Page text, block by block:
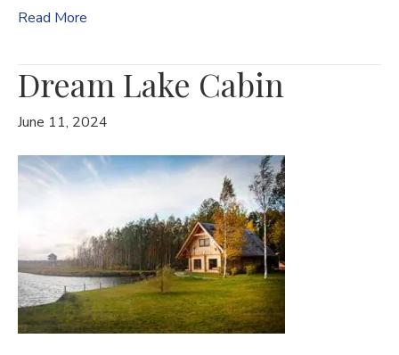
Read More
Dream Lake Cabin
June 11, 2024